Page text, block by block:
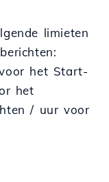
limieten
het Start-
het
/ uur voor